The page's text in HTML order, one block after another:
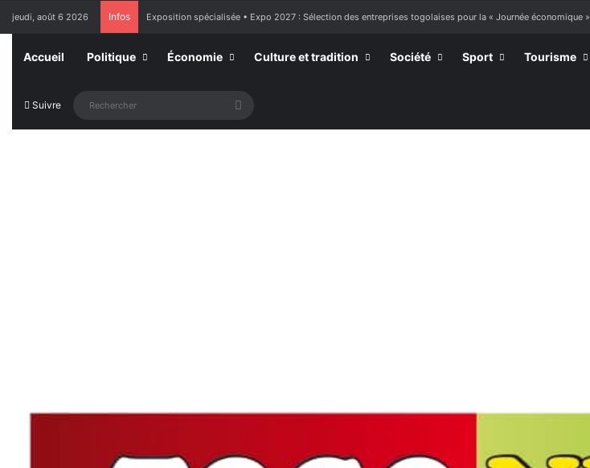
jeudi, août 6 2026 Infos Exposition spécialisée • Expo 2027 : Sélection des entreprises togolaises pour la « Journée économique »
Accueil Politique Économie Culture et tradition Société Sport Tourisme
Suivre Rechercher